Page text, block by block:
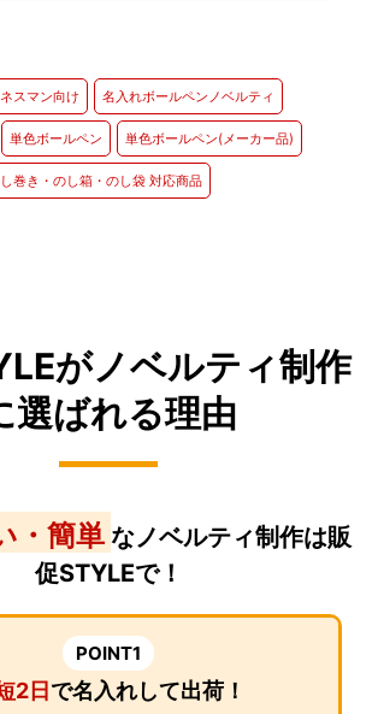
スマン向け 名入れボールペンノベルティ
単色ボールペン 単色ボールペン(メーカー品)
巻き・のし箱・のし袋 対応商品
がノベルティ制作
選ばれる理由
・簡単 なノベルティ制作は販
促STYLEで！
POINT1
2日 で名入れして出荷！